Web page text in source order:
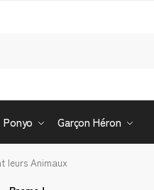
Ponyo Garçon Héron
leurs Animaux